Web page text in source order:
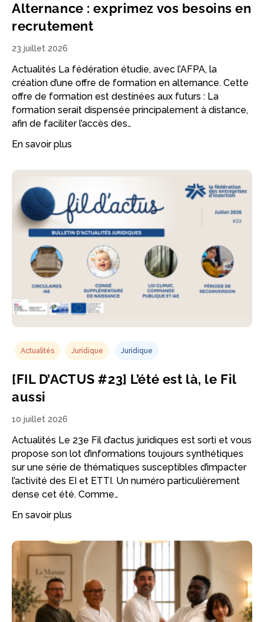
Alternance : exprimez vos besoins en
recrutement
23 juillet 2026
Actualités La fédération étudie, avec l’AFPA, la
création d’une offre de formation en alternance. Cette
offre de formation est destinées aux futurs : La
formation serait dispensée principalement à distance,
afin de faciliter l’accès des…
En savoir plus
Actualités Juridique Juridique
[FIL D’ACTUS #23] L’été est là, le Fil
aussi
10 juillet 2026
Actualités Le 23e Fil d’actus juridiques est sorti et vous
propose son lot d’informations toujours synthétiques
sur une série de thématiques susceptibles d’impacter
l’activité des EI et ETTI. Un numéro particulièrement
dense cet été. Comme…
En savoir plus